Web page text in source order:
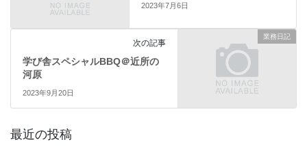
2023年7月6日
業務日記
次の記事
学び舎スペシャルBBQ＠近所の
河原
2023年9月20日
最近の投稿